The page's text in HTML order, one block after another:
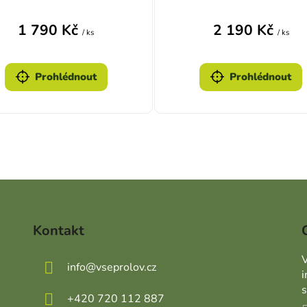
1 790 Kč/ ks
Prohlédnout
2 190 Kč / ks
Prohlédnout
Kontakt
info@vseprolov.cz
+420 720 112 887